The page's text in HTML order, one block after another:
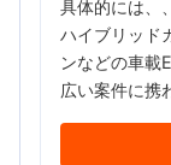
具体的には、
ハイブリッド
ンなどの車載
広い案件に携